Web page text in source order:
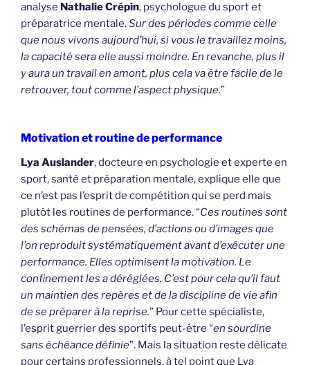
analyse Nathalie Crépin, psychologue du sport et
préparatrice mentale.Sur des périodes comme celle
que nous vivons aujourd’hui, si vous le travaillez moins,
la capacité sera elle aussi moindre. En revanche, plus il
y aura un travail en amont, plus cela va être facile de le
retrouver, tout comme l’aspect physique.”
Motivation et routine de performance
Lya Auslander, docteure en psychologie et experte en
sport, santé et préparation mentale, explique elle que
ce n’est pas l’esprit de compétition qui se perd mais
plutôt les routines de performance. “Ces routines sont
des schémas de pensées, d’actions ou d’images que
l’on reproduit systématiquement avant d’exécuter une
performance. Elles optimisent la motivation. Le
confinement les a déréglées. C’est pour cela qu’il faut
un maintien des repères et de la discipline de vie afin
de se préparer à la reprise.” Pour cette spécialiste,
l’esprit guerrier des sportifs peut-être “en sourdine
sans échéance définie”. Mais la situation reste délicate
pour certains professionnels, à tel point que Lya